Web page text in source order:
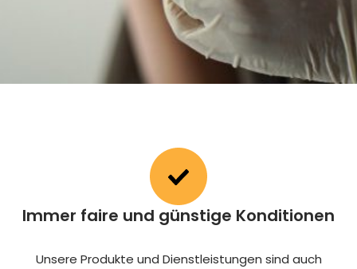
Immer faire und günstige Konditionen
Unsere Produkte und Dienstleistungen sind auch